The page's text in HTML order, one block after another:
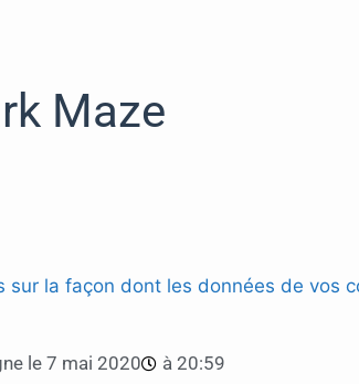
Maze
sur la façon dont les données de vos
le7 mai 2020 à 20:59